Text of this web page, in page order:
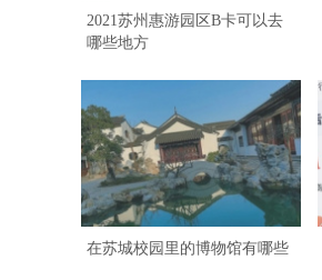
2021苏州惠游园区B卡可以去
哪些地方
在苏城校园里的博物馆有哪些